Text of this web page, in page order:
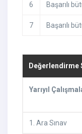
6 Başarılı
7 Başarılı
Değerlendirme
Yarıyıl
1 . Ara Sınav